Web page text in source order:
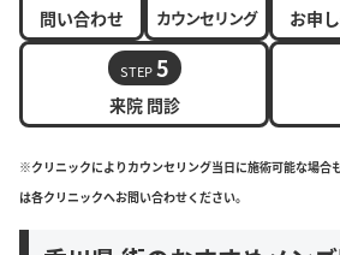
問い合わせ カウンセリング お申
STEP 5
来院 問診
※クリニックによりカウンセリング当日に施術可能な場合
は各クリニックへお問い合わせください。